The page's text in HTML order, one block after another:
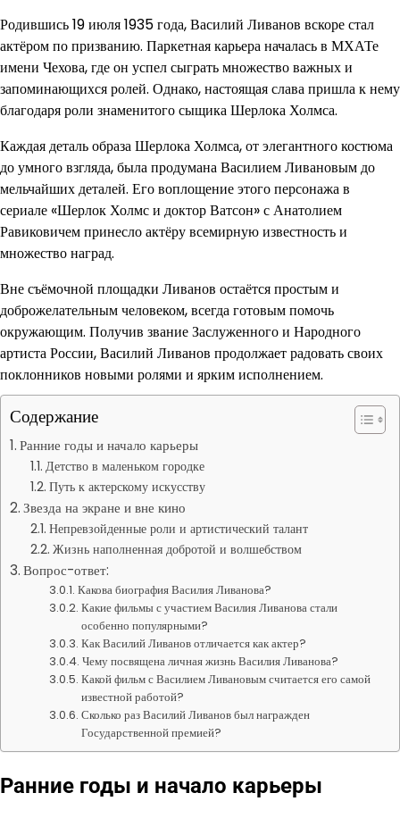
Родившись 19 июля 1935 года, Василий Ливанов вскоре стал
актёром по призванию. Паркетная карьера началась в МХАТе
имени Чехова, где он успел сыграть множество важных и
запоминающихся ролей. Однако, настоящая слава пришла к нему
благодаря роли знаменитого сыщика Шерлока Холмса.
Каждая деталь образа Шерлока Холмса, от элегантного костюма
до умного взгляда, была продумана Василием Ливановым до
мельчайших деталей. Его воплощение этого персонажа в
сериале «Шерлок Холмс и доктор Ватсон» с Анатолием
Равиковичем принесло актёру всемирную известность и
множество наград.
Вне съёмочной площадки Ливанов остаётся простым и
доброжелательным человеком, всегда готовым помочь
окружающим. Получив звание Заслуженного и Народного
артиста России, Василий Ливанов продолжает радовать своих
поклонников новыми ролями и ярким исполнением.
Содержание
Ранние годы и начало карьеры
Детство в маленьком городке
Путь к актерскому искусству
Звезда на экране и вне кино
Непревзойденные роли и артистический талант
Жизнь наполненная добротой и волшебством
Вопрос-ответ:
Какова биография Василия Ливанова?
Какие фильмы с участием Василия Ливанова стали
особенно популярными?
Как Василий Ливанов отличается как актер?
Чему посвящена личная жизнь Василия Ливанова?
Какой фильм с Василием Ливановым считается его самой
известной работой?
Сколько раз Василий Ливанов был награжден
Государственной премией?
Ранние годы и начало карьеры